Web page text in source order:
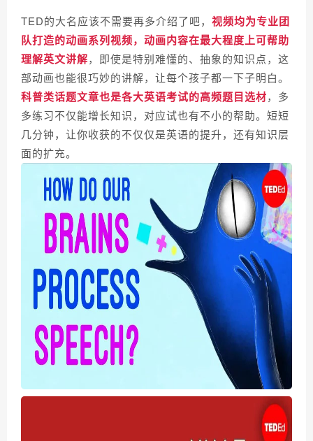
TED的大名应该不需要再多介绍了吧， 视频均为专业团
队打造的动画系列视频，动画内容在最大程度上可帮助
理解英文讲解， 即使是特别难懂的、抽象的知识点，这
部动画也能很巧妙的讲解，让每个孩子都一下子明白。
科普类话题文章也是各大英语考试的高频题目选材，多
多练习不仅能增长知识，对应试也有不小的帮助。短短
几分钟，让你收获的不仅仅是英语的提升，还有知识层
面的扩充。